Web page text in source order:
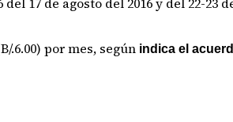
.6.00) por mes, según indica el